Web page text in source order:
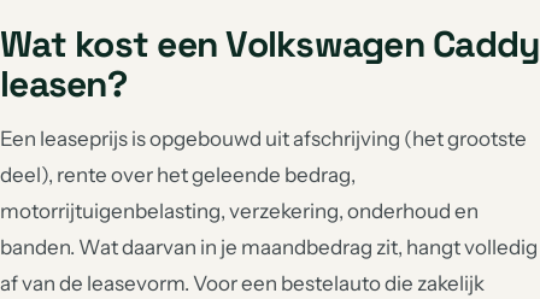
Wat kost een Volkswagen Caddy
leasen?
Een leaseprijs is opgebouwd uit afschrijving (het grootste
deel), rente over het geleende bedrag,
motorrijtuigenbelasting, verzekering, onderhoud en
banden. Wat daarvan in je maandbedrag zit, hangt volledig
af van de leasevorm. Voor een bestelauto die zakelijk